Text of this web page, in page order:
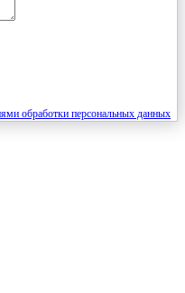
обработки персональных данных